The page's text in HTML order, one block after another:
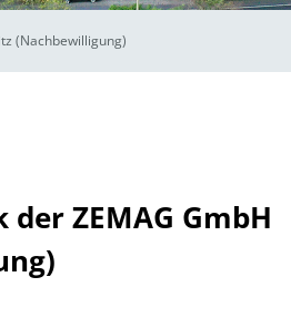
(Nachbewilligung)
ZEMAG GmbH